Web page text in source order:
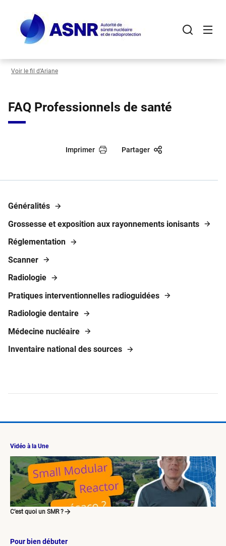
contenu
principal
Voir le fil d’Ariane
FAQ Professionnels de santé
Imprimer Partager
Généralités
Grossesse et exposition aux rayonnements ionisants
Réglementation
Scanner
Radiologie
Pratiques interventionnelles radioguidées
Radiologie dentaire
Médecine nucléaire
Inventaire national des sources
Vidéo à la Une
C’est quoi un SMR ?
Pour bien débuter